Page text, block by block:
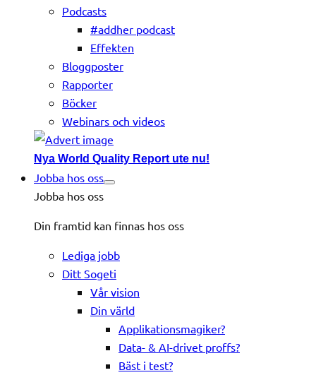
Podcasts
#addher podcast
Effekten
Bloggposter
Rapporter
Böcker
Webinars och videos
Nya World Quality Report ute nu!
Jobba hos oss
Jobba hos oss
Din framtid kan finnas hos oss
Lediga jobb
Ditt Sogeti
Vår vision
Din värld
Applikationsmagiker?
Data- & AI-drivet proffs?
Bäst i test?